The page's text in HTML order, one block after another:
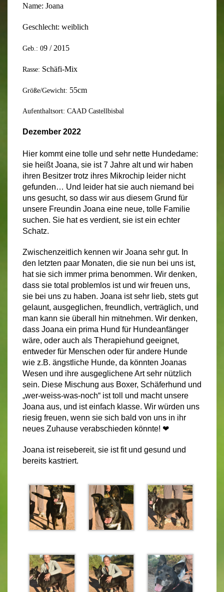
Name: Joana
Geschlecht: weiblich
Geb.: 09 / 2015
Rasse: Schäfi-Mix
Größe/Gewicht: 55cm
Aufenthaltsort: CAAD Castellbisbal
Dezember 2022
Hier kommt eine tolle und sehr nette Hundedame:
sie heißt Joana, sie ist 7 Jahre alt und wir haben
ihren Besitzer trotz ihres Mikrochip leider nicht
gefunden… Und leider hat sie auch niemand bei
uns gesucht, so dass wir aus diesem Grund für
unsere Freundin Joana eine neue, tolle Familie
suchen. Sie hat es verdient, sie ist ein echter
Schatz.
Zwischenzeitlich kennen wir Joana sehr gut. In
den letzten paar Monaten, die sie nun bei uns ist,
hat sie sich immer prima benommen. Wir denken,
dass sie total problemlos ist und wir freuen uns,
sie bei uns zu haben. Joana ist sehr lieb, stets gut
gelaunt, ausgeglichen, freundlich, verträglich, und
man kann sie überall hin mitnehmen. Wir denken,
dass Joana ein prima Hund für Hundeanfänger
wäre, oder auch als Therapiehund geeignet,
entweder für Menschen oder für andere Hunde
wie z.B. ängstliche Hunde, da könnten Joanas
Wesen und ihre ausgeglichene Art sehr nützlich
sein. Diese Mischung aus Boxer, Schäferhund und
„wer-weiss-was-noch“ ist toll und macht unsere
Joana aus, und ist einfach klasse. Wir würden uns
riesig freuen, wenn sie sich bald von uns in ihr
neues Zuhause verabschieden könnte! ❤
Joana ist reisebereit, sie ist fit und gesund und
bereits kastriert.